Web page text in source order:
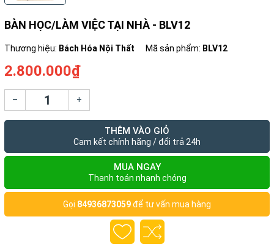
BÀN HỌC/LÀM VIỆC TẠI NHÀ - BLV12
Thương hiệu: Bách Hóa Nội Thất Mã sản phẩm: BLV12
2.800.000₫
– +
THÊM VÀO GIỎ
Cam kết chính hãng / đổi trả 24h
MUA NGAY
Thanh toán nhanh chóng
Gọi 84936873059để tư vấn mua hàng